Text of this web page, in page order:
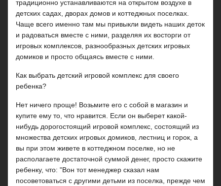
традиционно устанавливаются на открытом воздухе в
детских садах, дворах домов и коттеджных поселках.
Чаще всего именно там мы привыкли видеть наших деток
и радоваться вместе с ними, разделяя их восторги от
игровых комплексов, разнообразных детских игровых
домиков и просто общаясь вместе с ними.
Как выбрать детский игровой комплекс для своего
ребенка?
Нет ничего проще! Возьмите его с собой в магазин и
купите ему то, что нравится. Если он выберет какой-
нибудь дорогостоящий игровой комплекс, состоящий из
множества детских игровых домиков, лестниц и горок, а
вы при этом живете в коттеджном поселке, но не
располагаете достаточной суммой денег, просто скажите
ребенку, что: "Вон тот менеджер сказал нам
посоветоваться с другими детьми из поселка, прежде чем